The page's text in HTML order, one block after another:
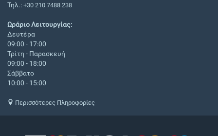
Τηλ.: +30 210 7488 238
Ωράριο Λειτουργίας:
Δευτέρα
09:00 - 17:00
Τρίτη - Παρασκευή
09:00 - 18:00
Σάββατο
10:00 - 15:00
Περισσότερες Πληροφορίες